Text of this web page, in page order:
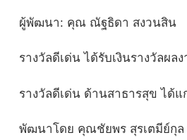
ผู้พัฒนา: คุณ ณัฐธิดา สงวนสิน
รางวัลดีเด่น ได้รับเงินรางวัลผ
รางวัลดีเด่น ด้านสาธารสุข ได้แ
พัฒนาโดย คุณชัยพร สุรเตมีย์กุ